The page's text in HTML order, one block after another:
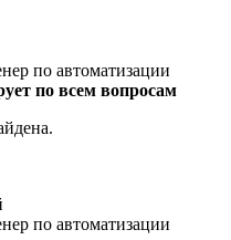
по автоматизации
по всем вопросам
по автоматизации